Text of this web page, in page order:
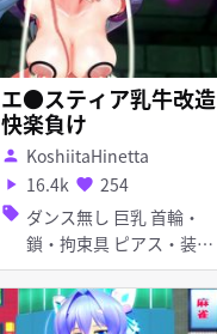
エ●スティア乳牛改造
快楽負け
person KoshiitaHinetta
play_arrow 16.4k favorite 254
sell ダンス無し 巨乳 首輪・
鎖・拘束具 ピアス・装飾
品 拘束 母乳・噴乳